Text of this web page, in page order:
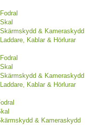
& Kameraskydd
Kablar & Hörlurar
& Kameraskydd
Kablar & Hörlurar
& Kameraskydd